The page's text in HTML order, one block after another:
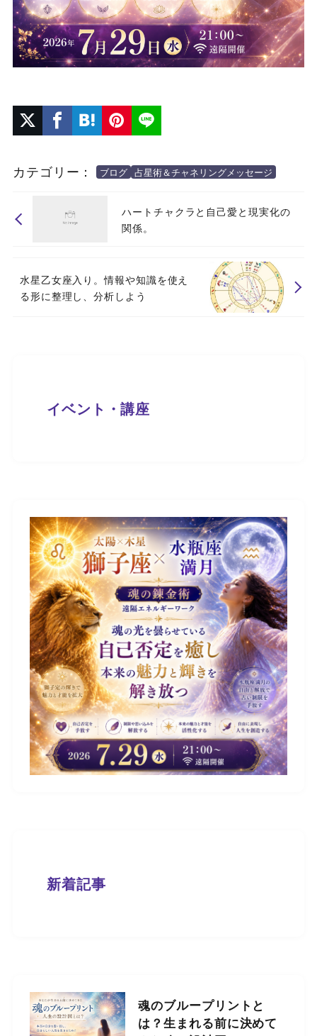
カテゴリー： ブログ 占星術＆チャネリングメッセージ
ハートチャクラと自己愛と現実化の
関係。
水星乙女座入り。情報や知識を使え
る形に整理し、分析しよう
イベント・講座
新着記事
魂のブループリントと
は？生まれる前に決めて